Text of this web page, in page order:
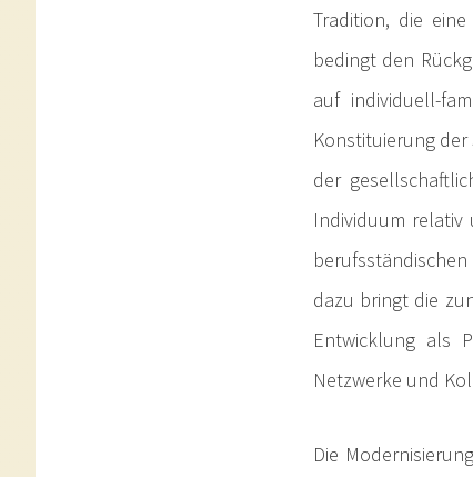
Tradition, die
bedingt den
auf individuell-
Konstituierung
der
Individuum
dazu bringt die
Entwicklung als
Netzwerke und
Die